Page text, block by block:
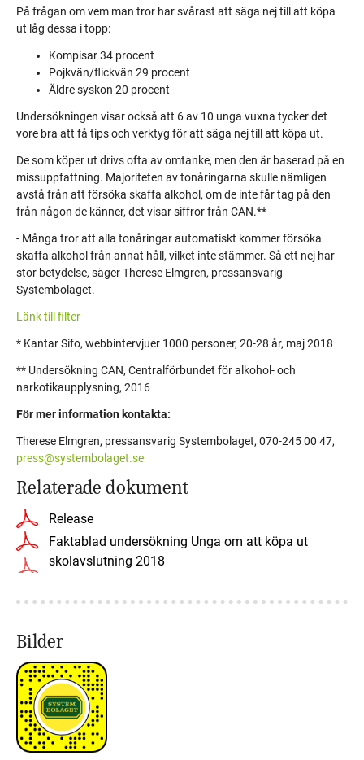
På frågan om vem man tror har svårast att säga nej till att köpa
ut låg dessa i topp:
Kompisar 34 procent
Pojkvän/flickvän 29 procent
Äldre syskon 20 procent
Undersökningen visar också att 6 av 10 unga vuxna tycker det
vore bra att få tips och verktyg för att säga nej till att köpa ut.
De som köper ut drivs ofta av omtanke, men den är baserad på en
missuppfattning. Majoriteten av tonåringarna skulle nämligen
avstå från att försöka skaffa alkohol, om de inte får tag på den
från någon de känner, det visar siffror från CAN.**
- Många tror att alla tonåringar automatiskt kommer försöka
skaffa alkohol från annat håll, vilket inte stämmer. Så ett nej har
stor betydelse, säger Therese Elmgren, pressansvarig
Systembolaget.
Länk till filter
* Kantar Sifo, webbintervjuer 1000 personer, 20-28 år, maj 2018
** Undersökning CAN, Centralförbundet för alkohol- och
narkotikaupplysning, 2016
För mer information kontakta:
Therese Elmgren, pressansvarig Systembolaget, 070-245 00 47,
press@systembolaget.se
Relaterade dokument
Release
Faktablad undersökning Unga om att köpa ut
skolavslutning 2018
Bilder